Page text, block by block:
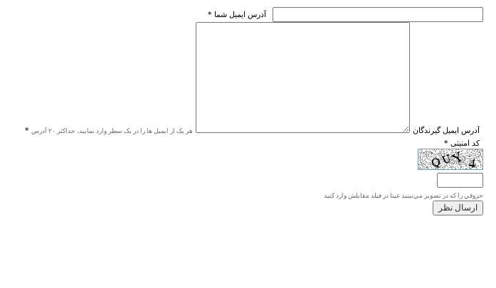
* آدرس ايميل شما
* آدرس ايميل گيرندگان هر یک از ایمیل ها را در یک سطر وارد نمایید، حداکثر ۲۰ آدرس
* کد امنیتی
حروفي را كه در تصوير مي‌بينيد عينا در فيلد مقابلش وارد كنيد